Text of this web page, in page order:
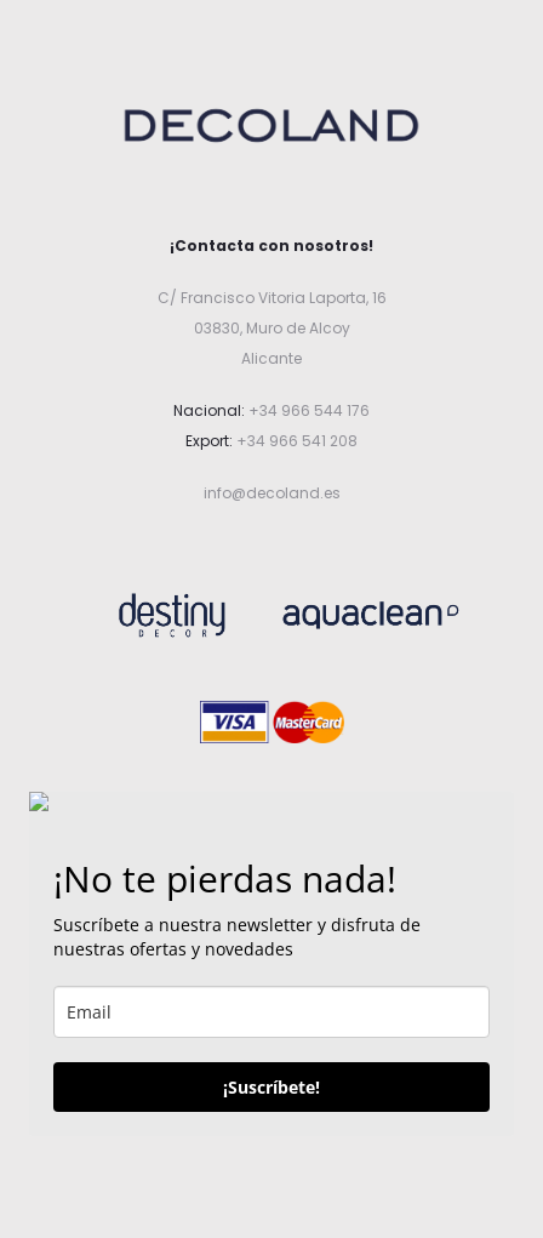
¡Contacta con nosotros!
C/ Francisco Vitoria Laporta, 16
03830, Muro de Alcoy
Alicante
Nacional: +34 966 544 176
Export: +34 966 541 208
info@decoland.es
¡No te pierdas nada!
Suscríbete a nuestra newsletter y disfruta de
nuestras ofertas y novedades
¡Suscríbete!